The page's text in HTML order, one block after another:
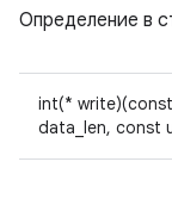
Определение в
int(*
data_len, const